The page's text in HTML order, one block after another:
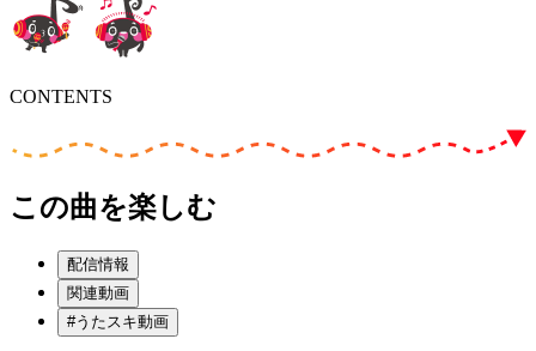
CONTENTS
この曲を楽しむ
配信情報
関連動画
#うたスキ動画